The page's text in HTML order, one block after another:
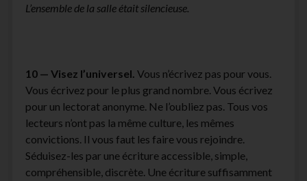
L’ensemble de la salle était silencieuse.
10 — Visez l’universel. Vous n’écrivez pas pour vous.
Vous écrivez pour le plus grand nombre. Vous écrivez
pour un lectorat anonyme. Ne l’oubliez pas. Tous vos
lecteurs n’ont pas la même culture, les mêmes
convictions. Il vous faut les faire vous rejoindre.
Séduisez-les par une écriture accessible, simple,
compréhensible, discrète. Une écriture suffisamment